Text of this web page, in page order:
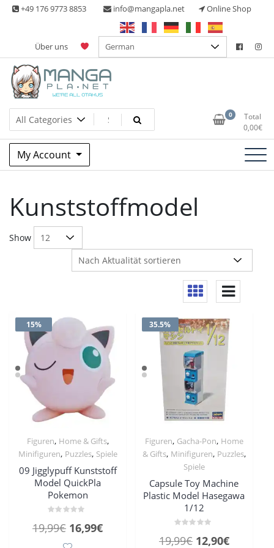
Skip +49 176 9773 8853 info@mangapla.net Online Shop
Über uns
Manga Planet
Split Part Online Shop 0
Total
0,00€
My Account
Kunststoffmodel
Show
15%
Figuren, Home & Gifts,
Minifiguren, Puzzles, Spiele
09 Jigglypuff Kunststoff
Model QuickPla
Pokemon
mit
19,99€ Ursprünglicher
Preis
16,99€Aktueller
35.5%
Figuren, Gacha-Pon, Home
& Gifts, Minifiguren, Puzzles,
Spiele
Capsule Toy Machine
Plastic Model Hasegawa
1/12
mit
19,99€ Ursprünglicher
12,90€Aktueller